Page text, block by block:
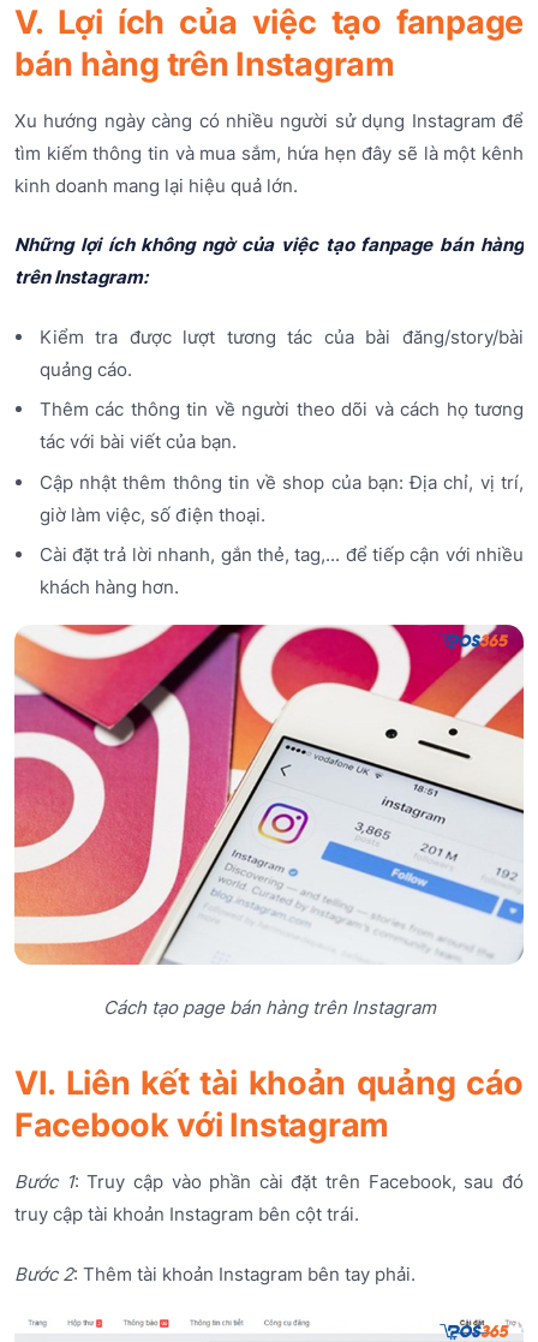
V. Lợi ích của việc tạo fanpage
bán hàng trên Instagram
Xu hướng ngày càng có nhiều người sử dụng Instagram để
tìm kiếm thông tin và mua sắm, hứa hẹn đây sẽ là một kênh
kinh doanh mang lại hiệu quả lớn.
Những lợi ích không ngờ của việc tạo fanpage bán hàng
trên Instagram:
Kiểm tra được lượt tương tác của bài đăng/story/bài
quảng cáo.
Thêm các thông tin về người theo dõi và cách họ tương
tác với bài viết của bạn.
Cập nhật thêm thông tin về shop của bạn: Địa chỉ, vị trí,
giờ làm việc, số điện thoại.
Cài đặt trả lời nhanh, gắn thẻ, tag,... để tiếp cận với nhiều
khách hàng hơn.
Cách tạo page bán hàng trên Instagram
VI. Liên kết tài khoản quảng cáo
Facebook với Instagram
Bước 1: Truy cập vào phần cài đặt trên Facebook, sau đó
truy cập tài khoản Instagram bên cột trái.
Bước 2: Thêm tài khoản Instagram bên tay phải.